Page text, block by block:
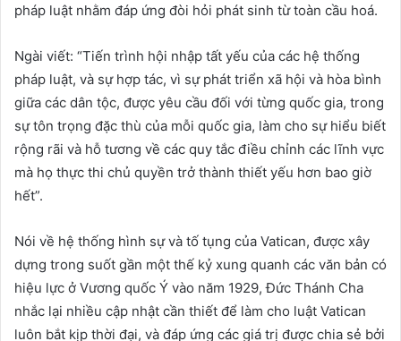
pháp luật nhằm đáp ứng đòi hỏi phát sinh từ toàn cầu hoá.
Ngài viết: “Tiến trình hội nhập tất yếu của các hệ thống
pháp luật, và sự hợp tác, vì sự phát triển xã hội và hòa bình
giữa các dân tộc, được yêu cầu đối với từng quốc gia, trong
sự tôn trọng đặc thù của mỗi quốc gia, làm cho sự hiểu biết
rộng rãi và hỗ tương về các quy tắc điều chỉnh các lĩnh vực
mà họ thực thi chủ quyền trở thành thiết yếu hơn bao giờ
hết”.
Nói về hệ thống hình sự và tố tụng của Vatican, được xây
dựng trong suốt gần một thế kỷ xung quanh các văn bản có
hiệu lực ở Vương quốc Ý vào năm 1929, Đức Thánh Cha
nhắc lại nhiều cập nhật cần thiết để làm cho luật Vatican
luôn bắt kịp thời đại, và đáp ứng các giá trị được chia sẻ bởi